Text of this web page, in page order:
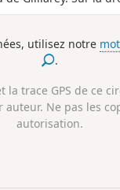
de Gilliarey.
l'itinéraire de l'aller
utilisez notre
.
la trace GPS de ce
Ne pas les
autorisation.